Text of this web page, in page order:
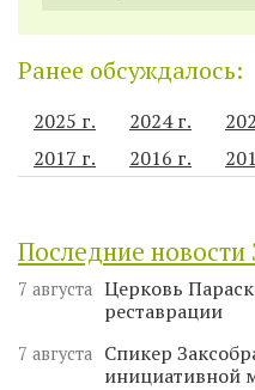
Ранее обсуждалось:
2025 г. 2024 г.
2017 г.
2016 г.
Последние новости
7 августа Церковь
реставрации
7 августа
Спикер
инициативной